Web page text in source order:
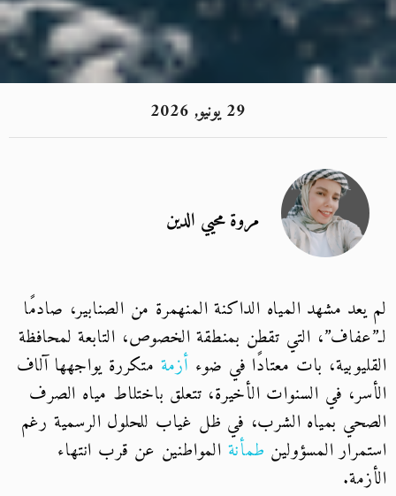
29 يونيو, 2026
مروة محيي الدين
لم يعد مشهد المياه الداكنة المنهمرة من الصنابير، صادمًا
لـ”عفاف”، التي تقطن بمنطقة الخصوص، التابعة لمحافظة
القليوبية، بات معتادًا في ضوء أزمة متكررة يواجهها آلاف
الأسر، في السنوات الأخيرة، تتعلق باختلاط مياه الصرف
الصحي بمياه الشرب، في ظل غياب للحلول الرسمية رغم
استمرار المسؤولين طمأنة المواطنين عن قرب انتهاء
الأزمة.